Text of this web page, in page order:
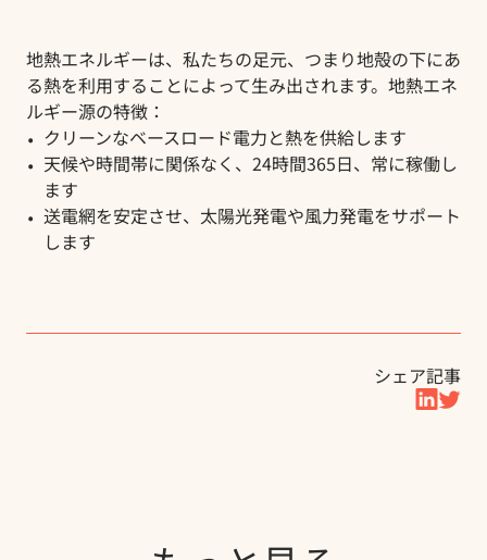
地熱エネルギーは、私たちの足元、つまり地殻の下にあ
る熱を利用することによって生み出されます。地熱エネ
ルギー源の特徴：
クリーンなベースロード電力と熱を供給します
天候や時間帯に関係なく、24時間365日、常に稼働し
ます
送電網を安定させ、太陽光発電や風力発電をサポート
します
シェア記事